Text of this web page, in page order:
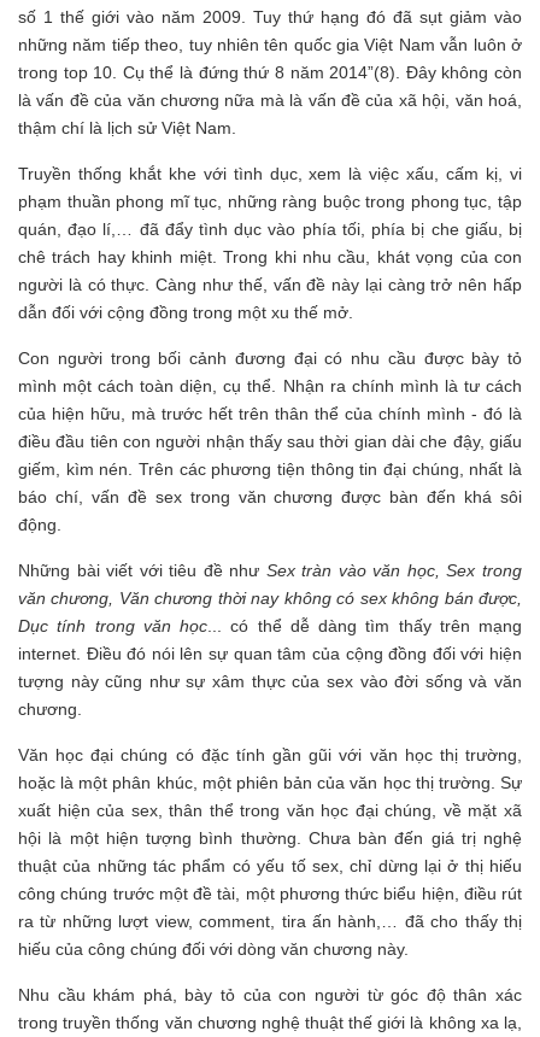
số 1 thế giới vào năm 2009. Tuy thứ hạng đó đã sụt giảm vào
những năm tiếp theo, tuy nhiên tên quốc gia Việt Nam vẫn luôn ở
trong top 10. Cụ thể là đứng thứ 8 năm 2014”(8). Đây không còn
là vấn đề của văn chương nữa mà là vấn đề của xã hội, văn hoá,
thậm chí là lịch sử Việt Nam.
Truyền thống khắt khe với tình dục, xem là việc xấu, cấm kị, vi
phạm thuần phong mĩ tục, những ràng buộc trong phong tục, tập
quán, đạo lí,… đã đẩy tình dục vào phía tối, phía bị che giấu, bị
chê trách hay khinh miệt. Trong khi nhu cầu, khát vọng của con
người là có thực. Càng như thế, vấn đề này lại càng trở nên hấp
dẫn đối với cộng đồng trong một xu thế mở.
Con người trong bối cảnh đương đại có nhu cầu được bày tỏ
mình một cách toàn diện, cụ thể. Nhận ra chính mình là tư cách
của hiện hữu, mà trước hết trên thân thể của chính mình - đó là
điều đầu tiên con người nhận thấy sau thời gian dài che đậy, giấu
giếm, kìm nén. Trên các phương tiện thông tin đại chúng, nhất là
báo chí, vấn đề sex trong văn chương được bàn đến khá sôi
động.
Những bài viết với tiêu đề như Sex tràn vào văn học, Sex trong
văn chương, Văn chương thời nay không có sex không bán được,
Dục tính trong văn học... có thể dễ dàng tìm thấy trên mạng
internet. Điều đó nói lên sự quan tâm của cộng đồng đối với hiện
tượng này cũng như sự xâm thực của sex vào đời sống và văn
chương.
Văn học đại chúng có đặc tính gần gũi với văn học thị trường,
hoặc là một phân khúc, một phiên bản của văn học thị trường. Sự
xuất hiện của sex, thân thể trong văn học đại chúng, về mặt xã
hội là một hiện tượng bình thường. Chưa bàn đến giá trị nghệ
thuật của những tác phẩm có yếu tố sex, chỉ dừng lại ở thị hiếu
công chúng trước một đề tài, một phương thức biểu hiện, điều rút
ra từ những lượt view, comment, tira ấn hành,… đã cho thấy thị
hiếu của công chúng đối với dòng văn chương này.
Nhu cầu khám phá, bày tỏ của con người từ góc độ thân xác
trong truyền thống văn chương nghệ thuật thế giới là không xa lạ,